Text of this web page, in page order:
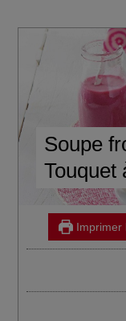
Soupe
Touquet
Imprimer